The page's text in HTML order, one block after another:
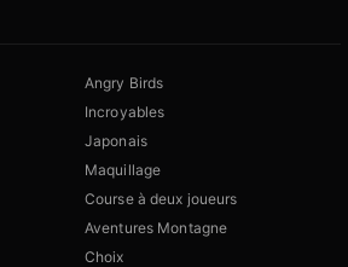
Angry Birds
Incroyables
Japonais
Maquillage
Course à deux joueurs
Aventures Montagne
Choix